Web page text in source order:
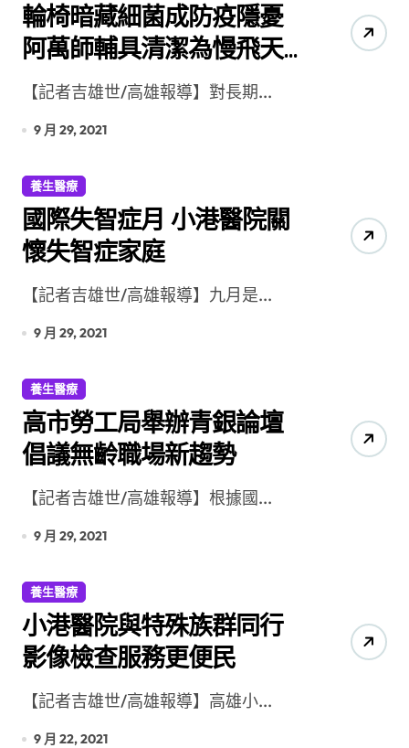
輪椅暗藏細菌成防疫隱憂
阿萬師輔具清潔為慢飛天
使守護健康
【記者吉雄世/高雄報導】對長期...
9 月 29, 2021
養生醫療
國際失智症月 小港醫院關
懷失智症家庭
【記者吉雄世/高雄報導】九月是...
9 月 29, 2021
養生醫療
高市勞工局舉辦青銀論壇
倡議無齡職場新趨勢
【記者吉雄世/高雄報導】根據國...
9 月 29, 2021
養生醫療
小港醫院與特殊族群同行
影像檢查服務更便民
【記者吉雄世/高雄報導】高雄小...
9 月 22, 2021